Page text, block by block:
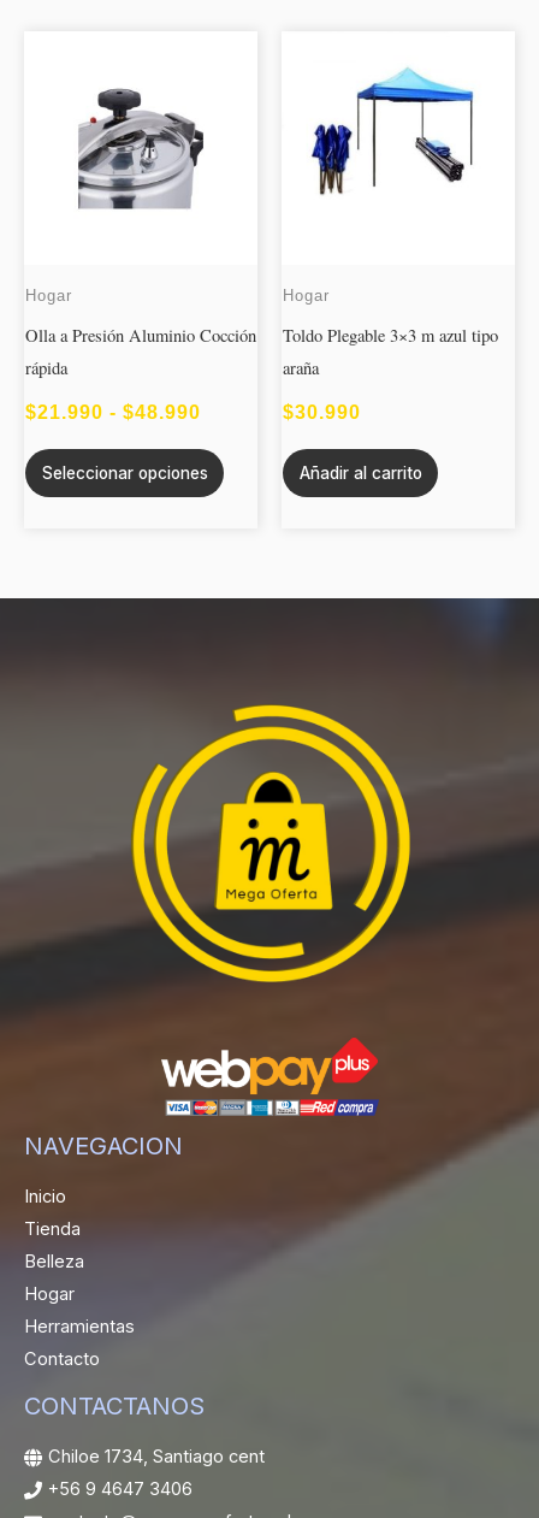
Hogar
Olla a Presión Aluminio Cocción
rápida
$21.990 - $48.990
PRECIOS:
Seleccionar opciones
pueden
elegir
de
producto
Hogar
Toldo Plegable 3×3 m azul tipo
araña
$30.990
Añadir al carrito
NAVEGACION
Inicio
Tienda
Belleza
Hogar
Herramientas
Contacto
CONTACTANOS
Chiloe 1734, Santiago cent
+56 9 4647 3406